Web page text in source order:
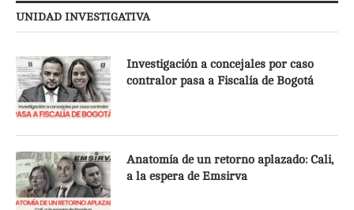
UNIDAD INVESTIGATIVA
Investigación a concejales por caso
contralor pasa a Fiscalía de Bogotá
Anatomía de un retorno aplazado: Cali,
a la espera de Emsirva